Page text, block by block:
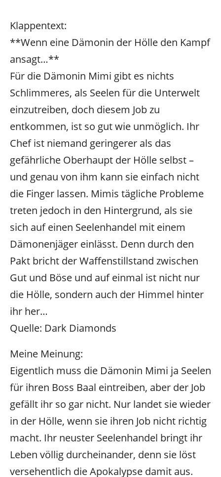
Klappentext:
**Wenn eine Dämonin der Hölle den Kampf
ansagt…**
Für die Dämonin Mimi gibt es nichts
Schlimmeres, als Seelen für die Unterwelt
einzutreiben, doch diesem Job zu
entkommen, ist so gut wie unmöglich. Ihr
Chef ist niemand geringerer als das
gefährliche Oberhaupt der Hölle selbst –
und genau von ihm kann sie einfach nicht
die Finger lassen. Mimis tägliche Probleme
treten jedoch in den Hintergrund, als sie
sich auf einen Seelenhandel mit einem
Dämonenjäger einlässt. Denn durch den
Pakt bricht der Waffenstillstand zwischen
Gut und Böse und auf einmal ist nicht nur
die Hölle, sondern auch der Himmel hinter
ihr her…
Quelle: Dark Diamonds
Meine Meinung:
Eigentlich muss die Dämonin Mimi ja Seelen
für ihren Boss Baal eintreiben, aber der Job
gefällt ihr so gar nicht. Nur landet sie wieder
in der Hölle, wenn sie ihren Job nicht richtig
macht. Ihr neuster Seelenhandel bringt ihr
Leben völlig durcheinander, denn sie löst
versehentlich die Apokalypse damit aus.